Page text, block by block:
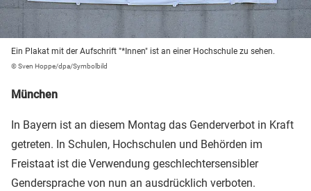
Ein Plakat mit der Aufschrift "*Innen" ist an einer Hochschule zu sehen.
© Sven Hoppe/dpa/Symbolbild
München
In Bayern ist an diesem Montag das Genderverbot in Kraft
getreten. In Schulen, Hochschulen und Behörden im
Freistaat ist die Verwendung geschlechtersensibler
Gendersprache von nun an ausdrücklich verboten.